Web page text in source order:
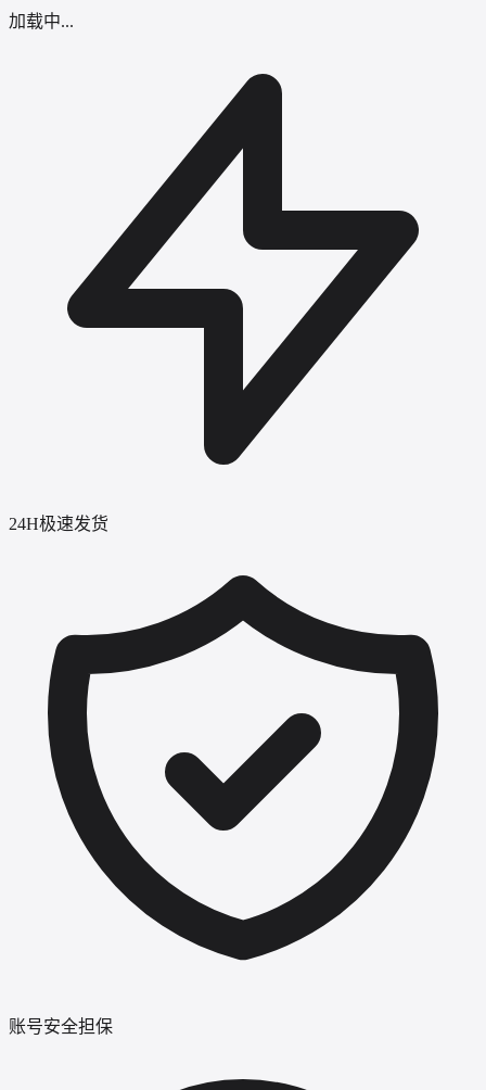
加载中...
24H极速发货
账号安全担保